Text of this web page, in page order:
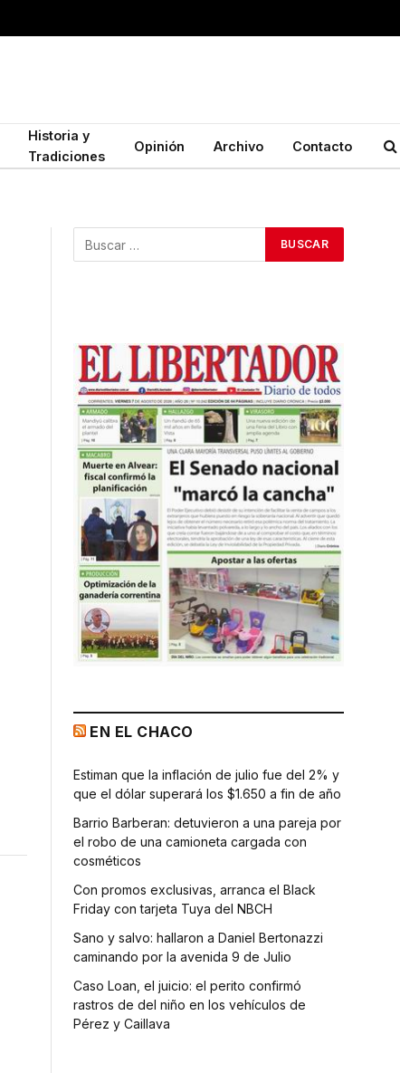
Historia y
Tradiciones
Opinión Archivo Contacto
EN EL CHACO
Estiman que la inflación de julio fue del 2% y
que el dólar superará los $1.650 a fin de año
Barrio Barberan: detuvieron a una pareja por
el robo de una camioneta cargada con
cosméticos
Con promos exclusivas, arranca el Black
Friday con tarjeta Tuya del NBCH
Sano y salvo: hallaron a Daniel Bertonazzi
caminando por la avenida 9 de Julio
Caso Loan, el juicio: el perito confirmó
rastros de del niño en los vehículos de
Pérez y Caillava